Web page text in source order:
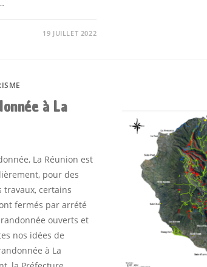
19 JUILLET 2022
à La
La Réunion est
pour des
travaux, certains
fermés par arrété
ouverts et
nos idées de
à La